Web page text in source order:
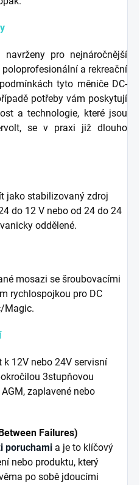
navrženy pro nejnáročnější
a rekreační
tyto měniče DC-
potřeby vám poskytují
a technologie, které jsou
se v praxi již dlouho
jako stabilizovaný zdroj
do 12 V nebo od 24 do 24
oddělené.
mosazi se šroubovacími
rychlospojkou pro DC
Magic.
12V nebo 24V servisní
3stupňovou
zaplavené nebo
Failures)
poruchami a je to klíčový
nebo produktu, který
po sobě jdoucími